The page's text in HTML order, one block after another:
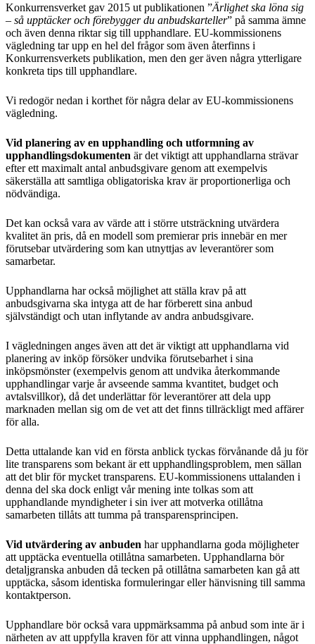
Konkurrensverket gav 2015 ut publikationen ”Ärlighet ska löna sig
– så upptäcker och förebygger du anbudskarteller” på samma ämne
och även denna riktar sig till upphandlare. EU-kommissionens
vägledning tar upp en hel del frågor som även återfinns i
Konkurrensverkets publikation, men den ger även några ytterligare
konkreta tips till upphandlare.
Vi redogör nedan i korthet för några delar av EU-kommissionens
vägledning.
Vid planering av en upphandling och utformning av
upphandlingsdokumenten är det viktigt att upphandlarna strävar
efter ett maximalt antal anbudsgivare genom att exempelvis
säkerställa att samtliga obligatoriska krav är proportionerliga och
nödvändiga.
Det kan också vara av värde att i större utsträckning utvärdera
kvalitet än pris, då en modell som premierar pris innebär en mer
förutsebar utvärdering som kan utnyttjas av leverantörer som
samarbetar.
Upphandlarna har också möjlighet att ställa krav på att
anbudsgivarna ska intyga att de har förberett sina anbud
självständigt och utan inflytande av andra anbudsgivare.
I vägledningen anges även att det är viktigt att upphandlarna vid
planering av inköp försöker undvika förutsebarhet i sina
inköpsmönster (exempelvis genom att undvika återkommande
upphandlingar varje år avseende samma kvantitet, budget och
avtalsvillkor), då det underlättar för leverantörer att dela upp
marknaden mellan sig om de vet att det finns tillräckligt med affärer
för alla.
Detta uttalande kan vid en första anblick tyckas förvånande då ju för
lite transparens som bekant är ett upphandlingsproblem, men sällan
att det blir för mycket transparens. EU-kommissionens uttalanden i
denna del ska dock enligt vår mening inte tolkas som att
upphandlande myndigheter i sin iver att motverka otillåtna
samarbeten tillåts att tumma på transparensprincipen.
Vid utvärdering av anbuden har upphandlarna goda möjligheter
att upptäcka eventuella otillåtna samarbeten. Upphandlarna bör
detaljgranska anbuden då tecken på otillåtna samarbeten kan gå att
upptäcka, såsom identiska formuleringar eller hänvisning till samma
kontaktperson.
Upphandlare bör också vara uppmärksamma på anbud som inte är i
närheten av att uppfylla kraven för att vinna upphandlingen, något